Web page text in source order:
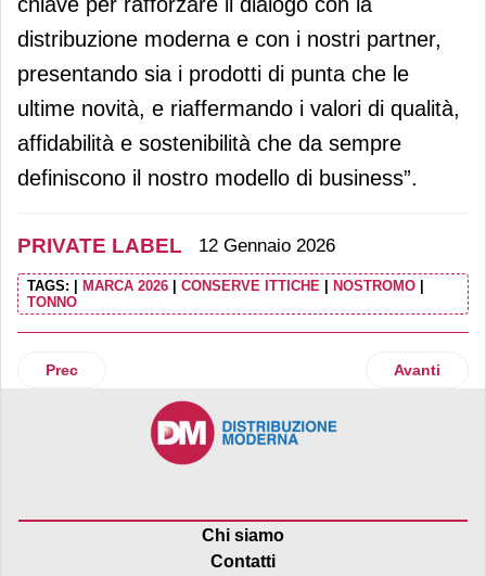
distribuzione moderna e con i nostri partner,
presentando sia i prodotti di punta che le
ultime novità, e riaffermando i valori di qualità,
affidabilità e sostenibilità che da sempre
definiscono il nostro modello di business”.
PRIVATE LABEL 12 Gennaio 2026
TAGS: | MARCA 2026 | CONSERVE ITTICHE | NOSTROMO |
TONNO
Articolo precedente: Il balzo della Marca del distributore:
Prec Articolo
Avanti
Chi siamo
Contatti